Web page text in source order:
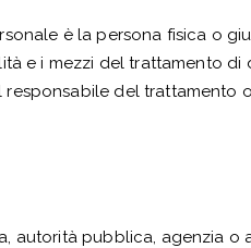
è la persona fisica o
e i mezzi del trattamento
del
autorità pubblica, agenzia